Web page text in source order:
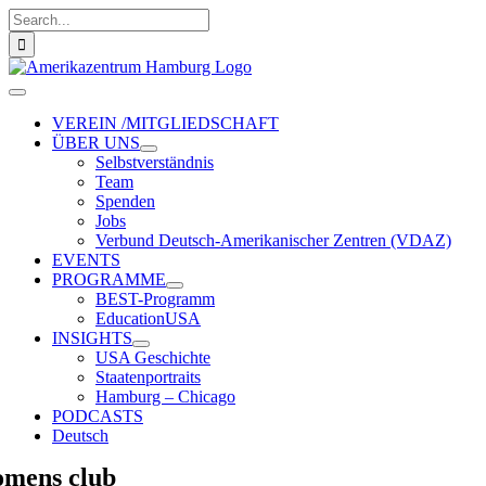
Zum
Inhalt
springen
Suche
nach:
Toggle
NavigationVEREIN /MITGLIEDSCHAFT
ÜBER UNS
Selbstverständnis
Team
Spenden
Jobs
Verbund Deutsch-Amerikanischer Zentren (VDAZ)
EVENTS
PROGRAMME
BEST-Programm
EducationUSA
INSIGHTS
USA Geschichte
Staatenportraits
Hamburg – Chicago
PODCASTS
Deutsch
club